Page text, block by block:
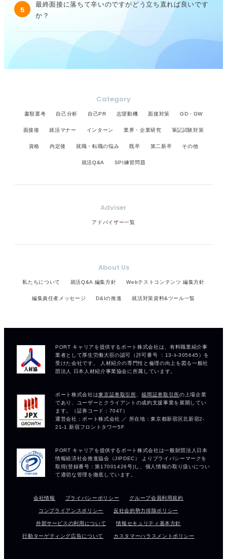
5
最終面接に落ちて辛いのですがどう立ち直れば良いです
か？
Category
書類選考 自己分析 自己PR 志望動機 面接対策 GD・GW
面接後 就活マナー インターン 業界・企業研究 筆記試験対策
資格 内定後 就職・転職の悩み 既卒 第二新卒 その他
就活Q&A SPI練習問題
Adviser
アドバイザー一覧
About Us
私たちについて 就活Q&A 編集方針 Webテストコンテンツ 編集方針
編集責任者メッセージ D&Iの推進 就活対策資料&ツール一覧
会社情報 プライバシーポリシー グループ会員利用規約
コンプライアンスポリシー 反社会的勢力排除ポリシー
外部サービスの利用について 情報セキュリティ基本方針
行動ターゲティング広告について カスタマーハラスメントポリシー